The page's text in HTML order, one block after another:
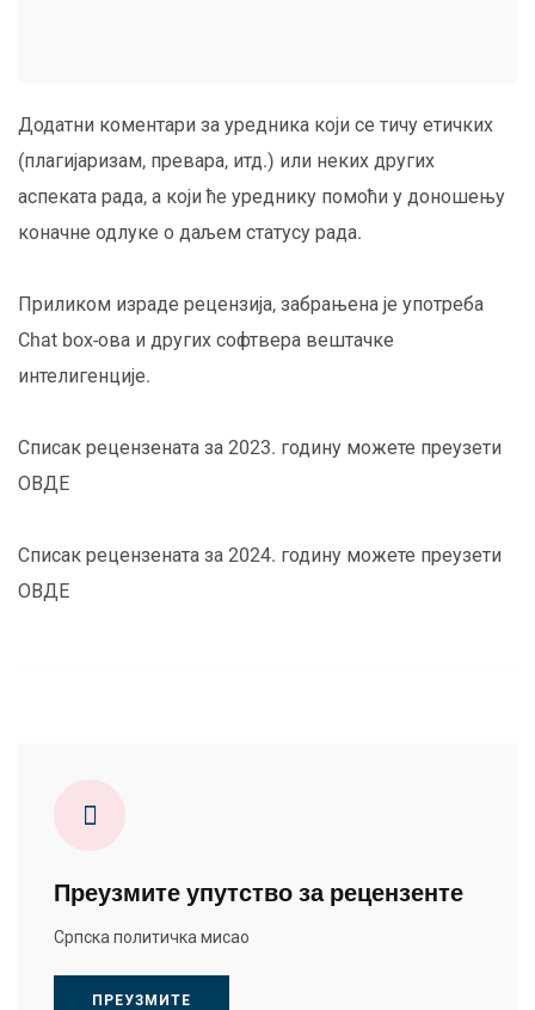
Додатни коментари за уредника који се тичу етичких
(плагијаризам, превара, итд.) или неких других
аспеката рада, а који ће уреднику помоћи у доношењу
коначне одлуке о даљем статусу рада.
Приликом израде рецензија, забрањена је употреба
Chat box-ова и других софтвера вештачке
интелигенције.
Списак рецензената за 2023. годину можете преузети
ОВДЕ
Списак рецензената за 2024. годину можете преузети
ОВДЕ
Преузмите упутство за рецензенте
Српска политичка мисао
ПРЕУЗМИТЕ